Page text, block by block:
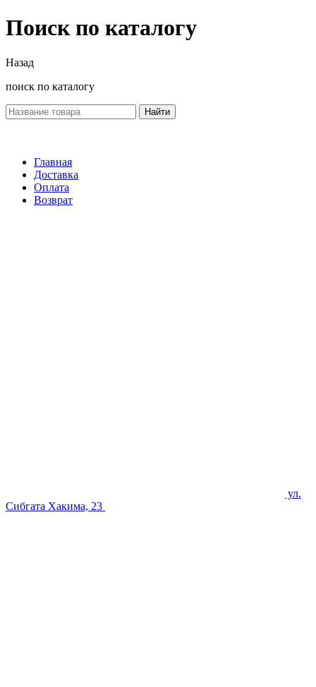
Поиск по каталогу
Назад
поиск по каталогу
Найти
Главная
Доставка
Оплата
Возврат
ул.
Сибгата Хакима, 23